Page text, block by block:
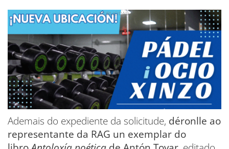
Ademais do expediente da solicitude, déronlle ao
representante da RAG un exemplar do